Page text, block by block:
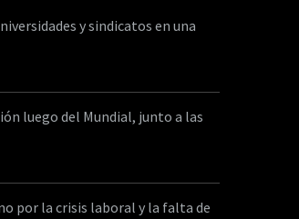
y sindicatos en una
luego del Mundial, junto a las
por la crisis laboral y la falta de